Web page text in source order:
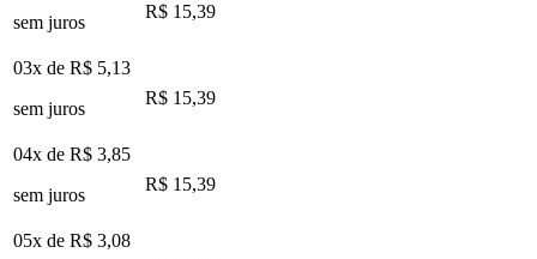
sem juros
R$ 15,39
03x de R$ 5,13
sem juros
R$ 15,39
04x de R$ 3,85
sem juros
R$ 15,39
05x de R$ 3,08